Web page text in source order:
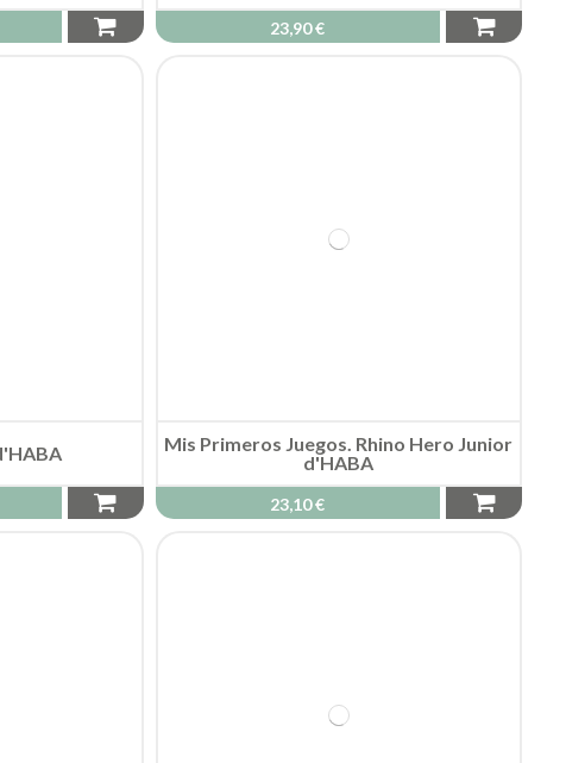
23,90 €
Mis Primeros Juegos. Rhino Hero Junior
d'HABA
23,10 €